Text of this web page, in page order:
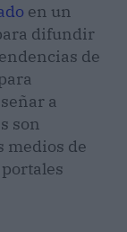
en un
difundir
de
a
son
medios de